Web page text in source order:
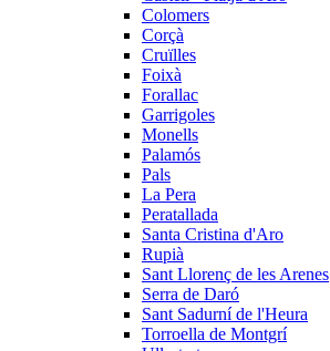
Colomers
Corçà
Cruïlles
Foixà
Forallac
Garrigoles
Monells
Palamós
Pals
La Pera
Peratallada
Santa Cristina d'Aro
Rupià
Sant Llorenç de les Arenes
Serra de Daró
Sant Sadurní de l'Heura
Torroella de Montgrí